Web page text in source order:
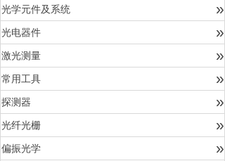
光学元件及系统 »
光电器件 »
激光测量 »
常用工具 »
探测器 »
光纤光栅 »
偏振光学 »